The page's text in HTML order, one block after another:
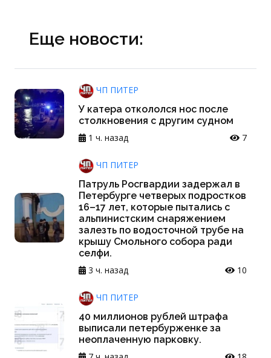
Еще новости:
ЧП ПИТЕР
У катера откололся нос после
столкновения с другим судном
1 ч. назад
7
ЧП ПИТЕР
Патруль Росгвардии задержал в
Петербурге четверых подростков
16–17 лет, которые пытались с
альпинистским снаряжением
залезть по водосточной трубе на
крышу Смольного собора ради
селфи.
3 ч. назад
10
ЧП ПИТЕР
40 миллионов рублей штрафа
выписали петербурженке за
неоплаченную парковку.